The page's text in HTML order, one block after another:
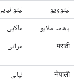
لیتوویو لیتوانیایی
باهاسا ملایو مالایی
मराठी مراتی
नेपाली نپالی